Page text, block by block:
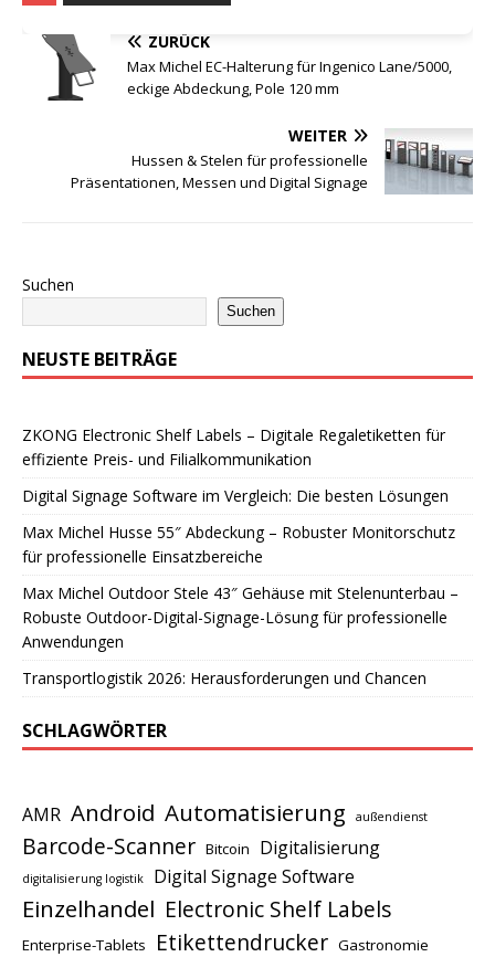
ZURÜCK
Max Michel EC-Halterung für Ingenico Lane/5000,
eckige Abdeckung, Pole 120 mm
WEITER
Hussen & Stelen für professionelle
Präsentationen, Messen und Digital Signage
Suchen
Suchen
NEUSTE BEITRÄGE
ZKONG Electronic Shelf Labels – Digitale Regaletiketten für
effiziente Preis- und Filialkommunikation
Digital Signage Software im Vergleich: Die besten Lösungen
Max Michel Husse 55″ Abdeckung – Robuster Monitorschutz
für professionelle Einsatzbereiche
Max Michel Outdoor Stele 43″ Gehäuse mit Stelenunterbau –
Robuste Outdoor-Digital-Signage-Lösung für professionelle
Anwendungen
Transportlogistik 2026: Herausforderungen und Chancen
SCHLAGWÖRTER
AMR Android Automatisierung außendienst
Barcode-Scanner Bitcoin Digitalisierung
digitalisierung logistik Digital Signage Software
Einzelhandel Electronic Shelf Labels
Enterprise-Tablets Etikettendrucker Gastronomie